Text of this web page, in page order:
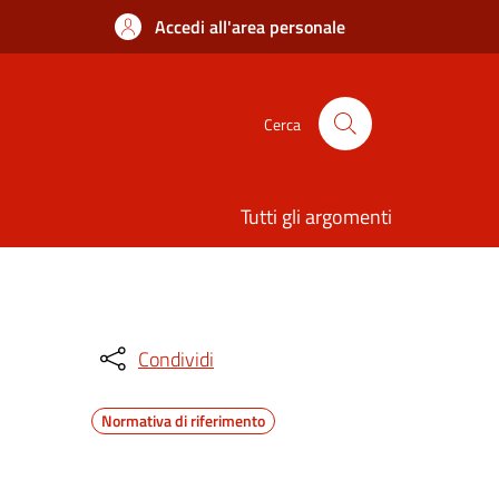
Accedi all'area personale
Cerca
Tutti gli argomenti
Condividi
Normativa di riferimento